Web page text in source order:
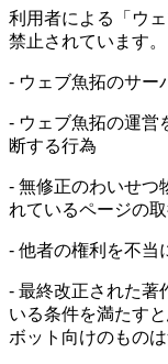
利用者による「ウ
禁止されています。
- ウェブ魚拓のサー
- ウェブ魚拓の運営
断する行為
- 無修正のわいせつ
れているページの取
- 他者の権利を不当
- 最終改正された著
いる条件を満たす
ボット向けのもの